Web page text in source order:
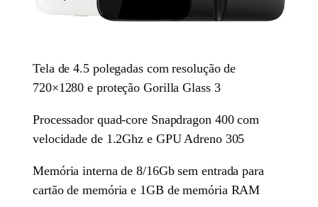
Tela de 4.5 polegadas com resolução de
720×1280 e proteção Gorilla Glass 3
Processador quad-core Snapdragon 400 com
velocidade de 1.2Ghz e GPU Adreno 305
Memória interna de 8/16Gb sem entrada para
cartão de memória e 1GB de memória RAM